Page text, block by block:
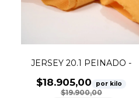
JERSEY 20.1 PEINADO -
$18.905,00 por kilo
$19.900,00